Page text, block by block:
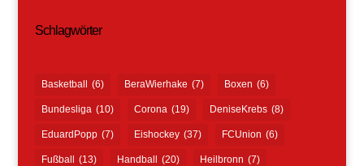
Schlagwörter
Basketball (6) BeraWierhake (7) Boxen (6)
Bundesliga (10) Corona (19) DeniseKrebs (8)
EduardPopp (7) Eishockey (37) FCUnion (6)
Fußball (13) Handball (20) Heilbronn (7)